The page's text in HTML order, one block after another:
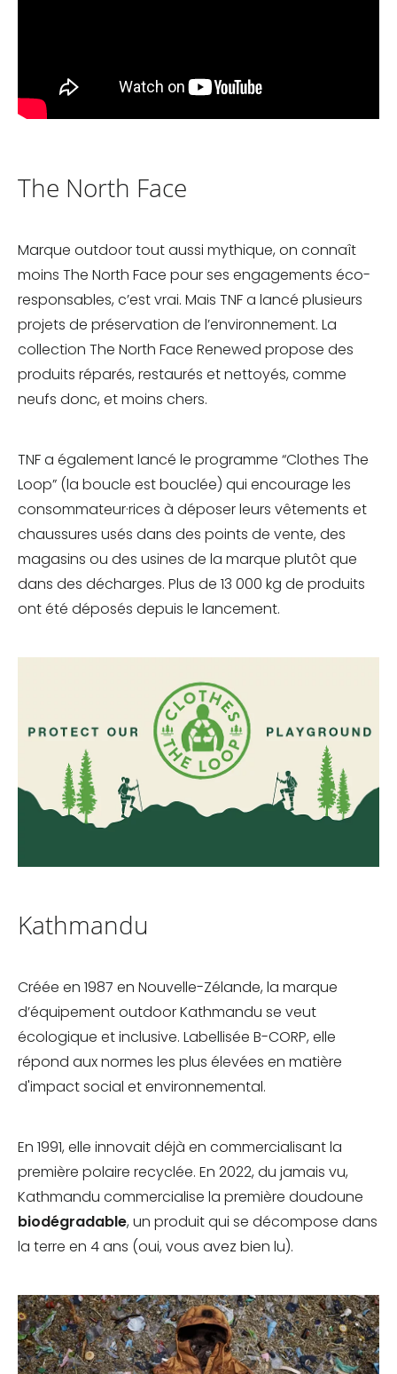
The North Face
Marque outdoor tout aussi mythique, on connaît
moins The North Face pour ses engagements éco-
responsables, c’est vrai. Mais TNF a lancé plusieurs
projets de préservation de l’environnement. La
collection The North Face Renewed propose des
produits réparés, restaurés et nettoyés, comme
neufs donc, et moins chers.
TNF a également lancé le programme “Clothes The
Loop” (la boucle est bouclée) qui encourage les
consommateur·rices à déposer leurs vêtements et
chaussures usés dans des points de vente, des
magasins ou des usines de la marque plutôt que
dans des décharges. Plus de 13 000 kg de produits
ont été déposés depuis le lancement.
Kathmandu
Créée en 1987 en Nouvelle-Zélande, la marque
d’équipement outdoor Kathmandu se veut
écologique et inclusive. Labellisée B-CORP, elle
répond aux normes les plus élevées en matière
d'impact social et environnemental.
En 1991, elle innovait déjà en commercialisant la
première polaire recyclée. En 2022, du jamais vu,
Kathmandu commercialise la première doudoune
biodégradable, un produit qui se décompose dans
la terre en 4 ans (oui, vous avez bien lu).